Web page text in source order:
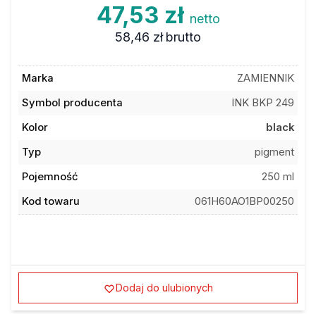
47,53 zł netto
58,46 zł brutto
Marka
ZAMIENNIK
Symbol producenta
INK BKP 249
Kolor
black
Typ
pigment
Pojemność
250 ml
Kod towaru
061H60AO1BP00250
Dodaj do ulubionych